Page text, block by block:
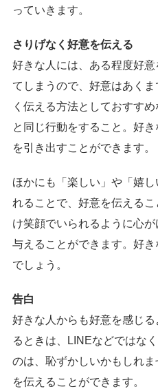
っていきます。
さりげなく好意を伝える
好きな人には、ある程度好
てしまうので、好意はあく
く伝える方法としておすす
と同じ行動をすること。好
を引き出すことができます。
ほかにも「楽しい」や「嬉
れることで、好意を伝える
け笑顔でいられるように心
与えることができます。好
でしょう。
告白
好きな人からも好意を感じ
るときは、LINEなどではな
のは、恥ずかしいかもしれ
を伝えることができます。